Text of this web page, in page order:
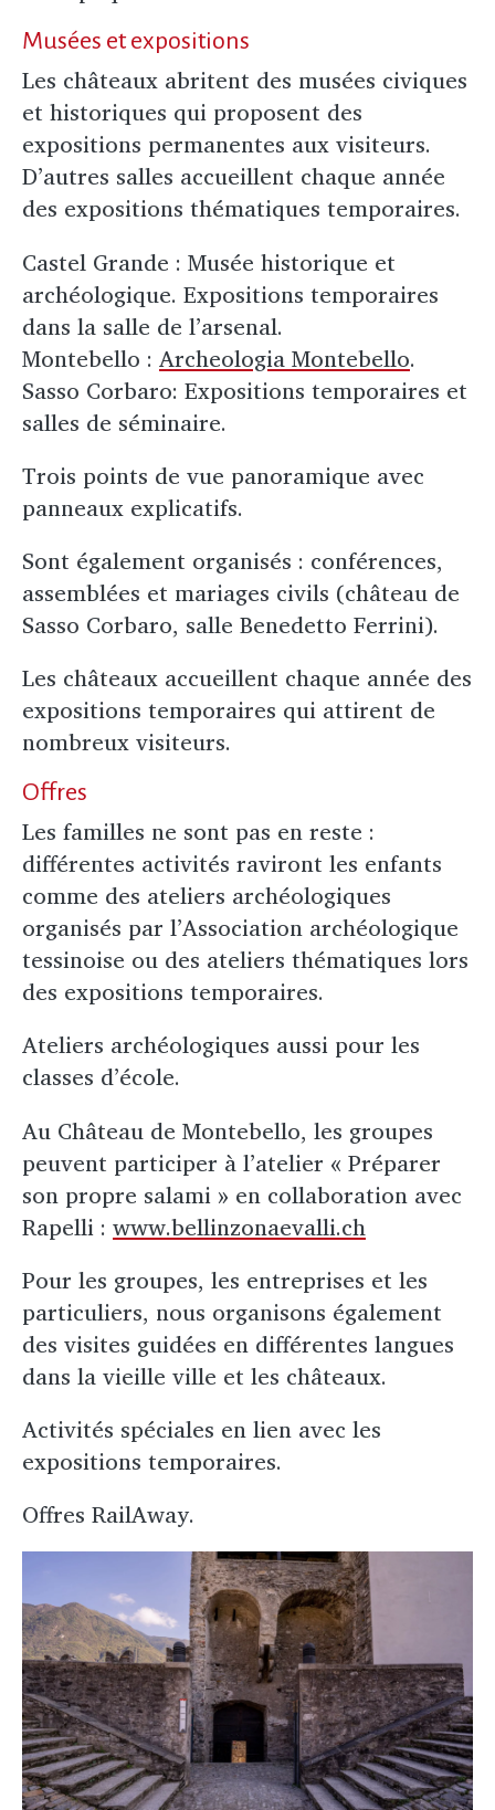
Musées et expositions
Les châteaux abritent des musées civiques
et historiques qui proposent des
expositions permanentes aux visiteurs.
D’autres salles accueillent chaque année
des expositions thématiques temporaires.
Castel Grande : Musée historique et
archéologique. Expositions temporaires
dans la salle de l’arsenal.
Montebello : Archeologia Montebello.
Sasso Corbaro: Expositions temporaires et
salles de séminaire.
Trois points de vue panoramique avec
panneaux explicatifs.
Sont également organisés : conférences,
assemblées et mariages civils (château de
Sasso Corbaro, salle Benedetto Ferrini).
Les châteaux accueillent chaque année des
expositions temporaires qui attirent de
nombreux visiteurs.
Offres
Les familles ne sont pas en reste :
différentes activités raviront les enfants
comme des ateliers archéologiques
organisés par l’Association archéologique
tessinoise ou des ateliers thématiques lors
des expositions temporaires.
Ateliers archéologiques aussi pour les
classes d’école.
Au Château de Montebello, les groupes
peuvent participer à l’atelier « Préparer
son propre salami » en collaboration avec
Rapelli : www.bellinzonaevalli.ch
Pour les groupes, les entreprises et les
particuliers, nous organisons également
des visites guidées en différentes langues
dans la vieille ville et les châteaux.
Activités spéciales en lien avec les
expositions temporaires.
Offres RailAway.